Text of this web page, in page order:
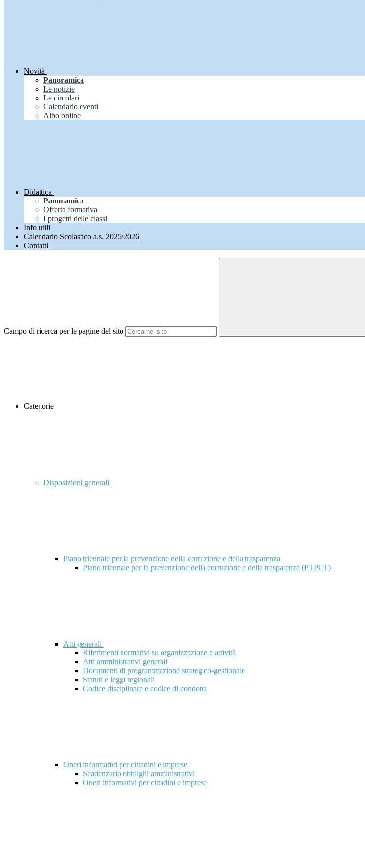
Novità
Panoramica
Le notizie
Le circolari
Calendario eventi
Albo online
Didattica
Panoramica
Offerta formativa
I progetti delle classi
Info utili
Calendario Scolastico a.s. 2025/2026
Contatti
Campo di ricerca per le pagine del sito
Categorie
Disposizioni generali
Piano triennale per la prevenzione della corruzione e della trasparenza
Piano triennale per la prevenzione della corruzione e della trasparenza (PTPCT)
Atti generali
Riferimenti normativi su organizzazione e attività
Atti amministrativi generali
Documenti di programmazione strategico-gestionale
Statuti e leggi regionali
Codice disciplinare e codice di condotta
Oneri informativi per cittadini e imprese
Scadenzario obblighi amministrativi
Oneri informativi per cittadini e imprese